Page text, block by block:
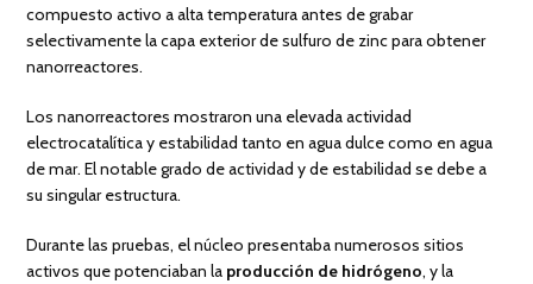
compuesto activo a alta temperatura antes de grabar
selectivamente la capa exterior de sulfuro de zinc para obtener
nanorreactores.
Los nanorreactores mostraron una elevada actividad
electrocatalítica y estabilidad tanto en agua dulce como en agua
de mar. El notable grado de actividad y de estabilidad se debe a
su singular estructura.
Durante las pruebas, el núcleo presentaba numerosos sitios
activos que potenciaban la producción de hidrógeno, y la